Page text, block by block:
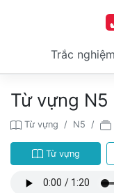
Trắc nghiệm
Từ vựng
Từ vựng N5
Từ vựng